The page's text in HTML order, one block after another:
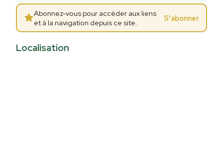
Abonnez-vous pour accéder aux liens
et à la navigation depuis ce site.
S'abonner
Localisation